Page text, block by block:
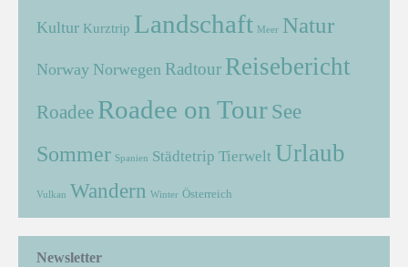
Kultur Kurztrip Landschaft Meer Natur
Norway Norwegen Radtour Reisebericht
Roadee Roadee on Tour See
Sommer Spanien Städtetrip Tierwelt Urlaub
Vulkan Wandern Winter Österreich
Newsletter